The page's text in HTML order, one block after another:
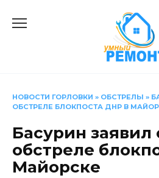
НОВОСТИ ГОРЛОВКИ » ОБСТРЕЛЫ »
ОБСТРЕЛЕ БЛОКПОСТА ДНР В
Басурин заявил
обстреле
Майорске